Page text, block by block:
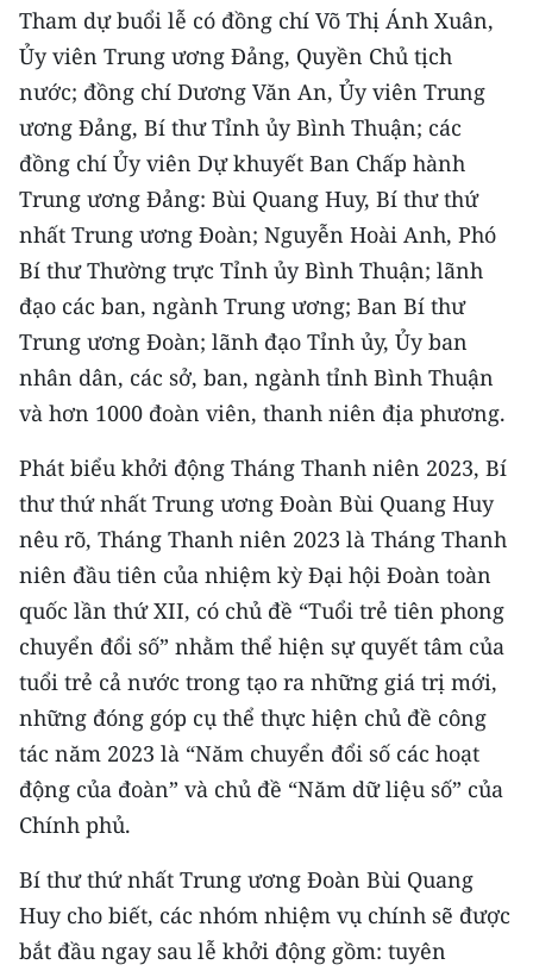
CHƯƠNG TRÌNH OCOP - MỖI XÃ
MỘT SẢN PHẨM
RADIO
MEDIA CENTER
E-Magazine
Video
Media Chính trị
Media Kinh tế
Media Văn hóa
Media Pháp luật
Media Du lịch
Media Thế giới
Media Thể thao
Media Giáo dục
Media Y tế
Media Khoa học - Công nghệ
Media Môi trường
Tham dự buổi lễ có đồng chí Võ Thị Ánh Xuân,
Ủy viên Trung ương Đảng, Quyền Chủ tịch
nước; đồng chí Dương Văn An, Ủy viên Trung
ương Đảng, Bí thư Tỉnh ủy Bình Thuận; các
đồng chí Ủy viên Dự khuyết Ban Chấp hành
Trung ương Đảng: Bùi Quang Huy, Bí thư thứ
nhất Trung ương Đoàn; Nguyễn Hoài Anh, Phó
Bí thư Thường trực Tỉnh ủy Bình Thuận; lãnh
đạo các ban, ngành Trung ương; Ban Bí thư
Trung ương Đoàn; lãnh đạo Tỉnh ủy, Ủy ban
nhân dân, các sở, ban, ngành tỉnh Bình Thuận
và hơn 1000 đoàn viên, thanh niên địa phương.
Phát biểu khởi động Tháng Thanh niên 2023, Bí
thư thứ nhất Trung ương Đoàn Bùi Quang Huy
nêu rõ, Tháng Thanh niên 2023 là Tháng Thanh
niên đầu tiên của nhiệm kỳ Đại hội Đoàn toàn
quốc lần thứ XII, có chủ đề “Tuổi trẻ tiên phong
chuyển đổi số” nhằm thể hiện sự quyết tâm của
tuổi trẻ cả nước trong tạo ra những giá trị mới,
những đóng góp cụ thể thực hiện chủ đề công
tác năm 2023 là “Năm chuyển đổi số các hoạt
động của đoàn” và chủ đề “Năm dữ liệu số” của
Chính phủ.
Bí thư thứ nhất Trung ương Đoàn Bùi Quang
Huy cho biết, các nhóm nhiệm vụ chính sẽ được
bắt đầu ngay sau lễ khởi động gồm: tuyên